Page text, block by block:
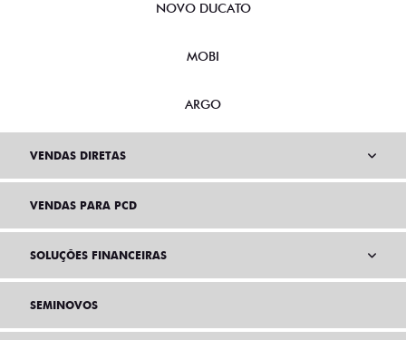
NOVO DUCATO
MOBI
ARGO
VENDAS DIRETAS
VENDAS PARA PCD
SOLUÇÕES FINANCEIRAS
SEMINOVOS